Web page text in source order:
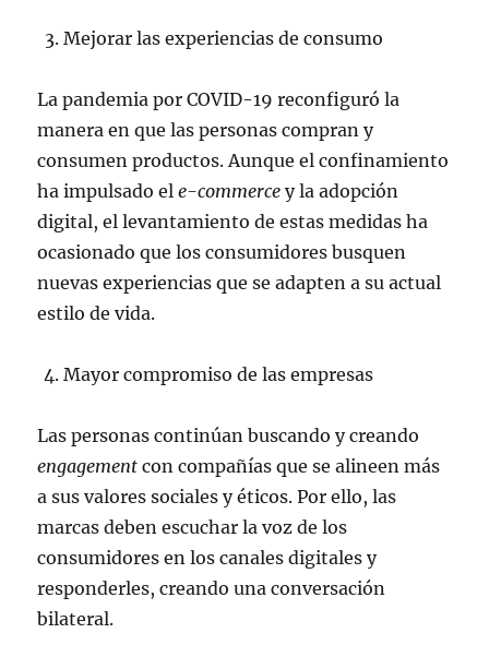
Mejorar las experiencias de consumo
La pandemia por COVID-19 reconfiguró la
manera en que las personas compran y
consumen productos. Aunque el confinamiento
ha impulsado ele-commerce y la adopción
digital, el levantamiento de estas medidas ha
ocasionado que los consumidores busquen
nuevas experiencias que se adapten a su actual
estilo de vida.
Mayor compromiso de las empresas
Las personas continúan buscando y creando
engagement con compañías que se alineen más
a sus valores sociales y éticos. Por ello, las
marcas deben escuchar la voz de los
consumidores en los canales digitales y
responderles, creando una conversación
bilateral.